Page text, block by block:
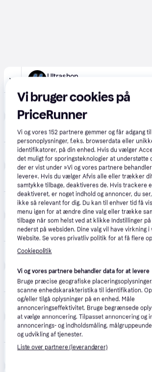
Ultrashop
Samsung Galaxy S26+ 6.7 256 GB Hvid.
Fri fragt,1 dag
INphone.dk
Fri fragt,1-3 dage
Samsung Galaxy S26+ 256GB White
Proshop.dk 4.8(1279)
Fri fragt,1 dag
Samsung
Fri fragt,2-3 dage
Samsung Galaxy S26+ 256 GB White
Eller 3
Punkt1
48 kr. fragt,1-2 dage
Vi bruger cookies på
PriceRunner
Vi og vores152 partnere gemmer og får adgang til
personoplysninger, f.eks. browserdata eller
identifikatorer, på din enhed. Hvis du vælger
det muligt for sporingsteknologier at understøtte
der er vist under »Vi og vores partnere
levere«. Hvis du vælger Afvis alle eller trækker
samtykke tilbage, deaktiveres de. Hvis trackere
deaktiveret, er noget indhold og annoncer, du
ikke så relevant for dig. Du kan til enhver tid få
menu igen for at ændre dine valg eller trække
tilbage når som helst ved at klikke Indstillinger
nederst på websiden. Dine valg vil have virkning i
Website. Se vores privatliv politik for at få flere
Cookiepolitik
Vi og vores partnere behandler data for at levere
Bruge præcise geografiske
scanne enhedskarakteristika til identifikation.
og/eller tilgå oplysninger på en enhed. Måle
annonceringseffektivitet. Bruge begrænsede
at vælge annoncering. Tilpasset annoncering og
annoncerings- og indholdsmåling,
og udvikling af tjenester.
Liste over partnere (leverandører)